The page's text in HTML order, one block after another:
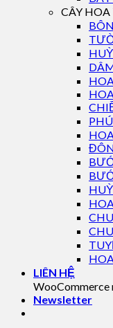
CÂY
LIÊN HỆ
WooCommerce
Newsletter